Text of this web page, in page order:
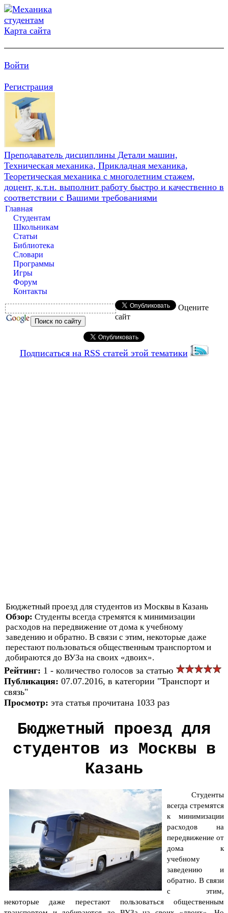
Карта сайта
Войти
Регистрация
Преподаватель дисциплины Детали машин,
Техническая механика, Прикладная механика,
Теоретическая механика с многолетним стажем,
доцент, к.т.н. выполнит работу быстро и качественно в
соответствии с Вашими требованиями
Главная
Студентам
Школьникам
Статьи
Библиотека
Словари
Программы
Игры
Форум
Контакты
Оцените
сайт
Подписаться на RSS статей этой тематики
Бюджетный проезд для студентов из Москвы в Казань
Обзор: Студенты всегда стремятся к минимизации
расходов на передвижение от дома к учебному
заведению и обратно. В связи с этим, некоторые даже
перестают пользоваться общественным транспортом и
добираются до ВУЗа на своих «двоих».
Рейтинг: 1 - количество голосов за статью
Публикация: 07.07.2016, в категории "Транспорт и
связь"
Просмотр: эта статья прочитана 1033 раз
Бюджетный проезд для
студентов из Москвы в
Казань
Студенты
всегда стремятся
к минимизации
расходов на
передвижение от
дома к
учебному
заведению и
обратно. В связи
с этим,
некоторые даже перестают пользоваться общественным